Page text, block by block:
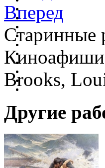
Вперед
Старинные
Brooks,
Другие